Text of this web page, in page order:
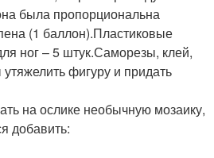
была пропорциональна
(1 баллон).Пластиковые
ног – 5 штук.Саморезы, клей,
фигуру и придать
на ослике необычную мозаику,
добавить: